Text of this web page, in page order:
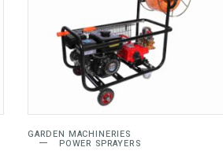
ADD TO
CART
GARDEN MACHINERIES
POWER SPRAYERS